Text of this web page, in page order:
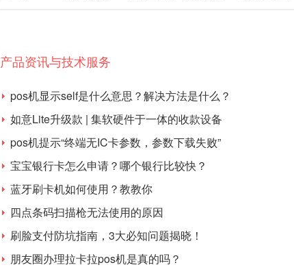
产品资讯与技术服务
pos机显示self是什么意思？解决方法是什么？
如意Lite升级款 | 集软硬件于一体的收款设备
pos机提示“终端无IC卡参数，参数下载失败”
宝宝银行卡怎么申请？哪个银行比较快？
蓝牙刷卡机如何使用？教教你
四点条码扫描枪无法使用的原因
刷脸支付防坑指南，3大必知问题揭晓！
朋友圈办理拉卡拉pos机是真的吗？